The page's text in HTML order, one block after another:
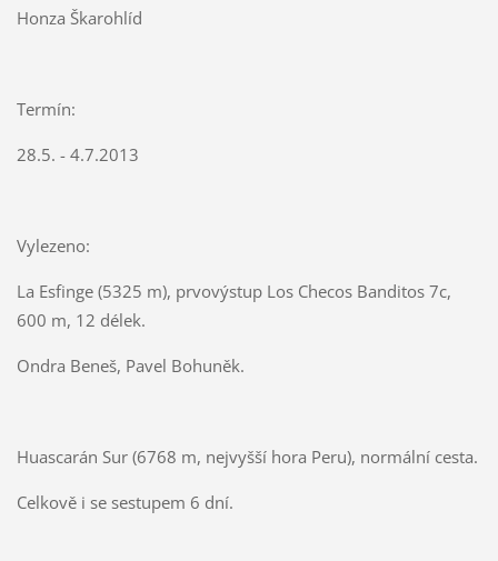
Honza Škarohlíd
Termín:
28.5. - 4.7.2013
Vylezeno:
La Esfinge (5325 m), prvovýstup Los Checos Banditos 7c,
600 m, 12 délek.
Ondra Beneš, Pavel Bohuněk.
Huascarán Sur (6768 m, nejvyšší hora Peru), normální cesta.
Celkově i se sestupem 6 dní.